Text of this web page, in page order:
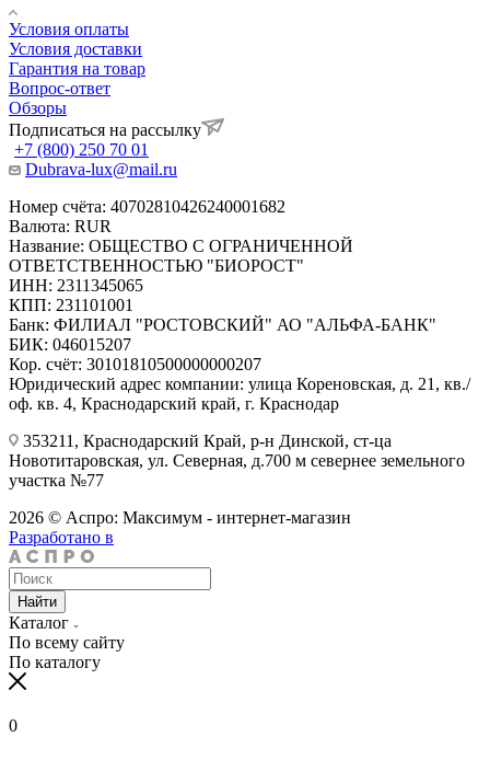
Условия оплаты
Условия доставки
Гарантия на товар
Вопрос-ответ
Обзоры
Подписаться на рассылку
+7 (800) 250 70 01
Dubrava-lux@mail.ru
Номер счёта: 40702810426240001682
Валюта: RUR
Название: ОБЩЕСТВО С ОГРАНИЧЕННОЙ
ОТВЕТСТВЕННОСТЬЮ "БИОРОСТ"
ИНН: 2311345065
КПП: 231101001
Банк: ФИЛИАЛ "РОСТОВСКИЙ" АО "АЛЬФА-БАНК"
БИК: 046015207
Кор. счёт: 30101810500000000207
Юридический адрес компании: улица Кореновская, д. 21, кв./
оф. кв. 4, Краснодарский край, г. Краснодар
353211, Краснодарский Край, р-н Динской, ст-ца
Новотитаровская, ул. Северная, д.700 м севернее земельного
участка №77
2026 © Аспро: Максимум - интернет-магазин
Разработано в
Найти
Каталог
По всему сайту
По каталогу
0